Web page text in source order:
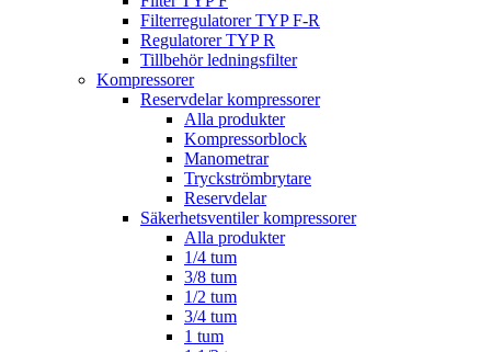
Filterregulatorer TYP F-R
Regulatorer TYP R
Tillbehör ledningsfilter
Kompressorer
Reservdelar kompressorer
Alla produkter
Kompressorblock
Manometrar
Tryckströmbrytare
Reservdelar
Säkerhetsventiler kompressorer
Alla produkter
1/4 tum
3/8 tum
1/2 tum
3/4 tum
1 tum